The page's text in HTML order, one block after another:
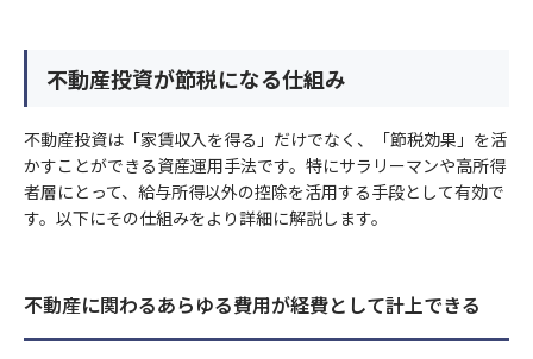
不動産投資が節税になる仕組み
不動産投資は「家賃収入を得る」だけでなく、「節税効果」を活
かすことができる資産運用手法です。特にサラリーマンや高所得
者層にとって、給与所得以外の控除を活用する手段として有効で
す。以下にその仕組みをより詳細に解説します。
不動産に関わるあらゆる費用が経費として計上できる
⑥相続手当を伴う保険金支払事務等の遂行上必要な限りにおい
て、センシティブ情報を取得、利用又は第三者提供する場合。
基づき遂行上必要な範囲でセンシティブ情報を取得、利用又は第
三者提供する場合。
9）見直し・改善
10）個人情報保護法に基づく保有個人データ開示、訂正等また
②人の生命、身体又は財産の保護のために必要がある場合であっ
③公衆衛生の向上又は児童の健全な育成推進のために特に必要が
ある場合であって、本人の同意を得ることが困難であるとき。
④国の機関若しくは地方公共団体又はその委託を受けた者が法令
の定める事務を遂行することに対して協力する必要がある場合で
⑤当社が受託する保険募集業務を遂行するに必要な限度で、当該
当サイトでは、Googleによるアクセス解析ツール「Googleアナ
データの収集のためにCookieを使用しています。このデータは
匿名で収集されており、個人を特定するものではありません。
この機能はCookieを無効にすることで収集を拒否することが出
ページやGoogleポリシーと規約ページをご覧ください。
ご希望日時
ご興味のある内容
送信する
ご希望日時
ご興味のある内容
送信する
当社は、個人データを第三者に提供するにあたり、以下の場合を
①法令に基づく場合
②人の生命、身体又は財産の保護のために必要がある場合であっ
ある場合であって、本人の同意を得ることが困難であるとき。
④国の機関若しくは地方公共団体又はその委託を受けた者が法令